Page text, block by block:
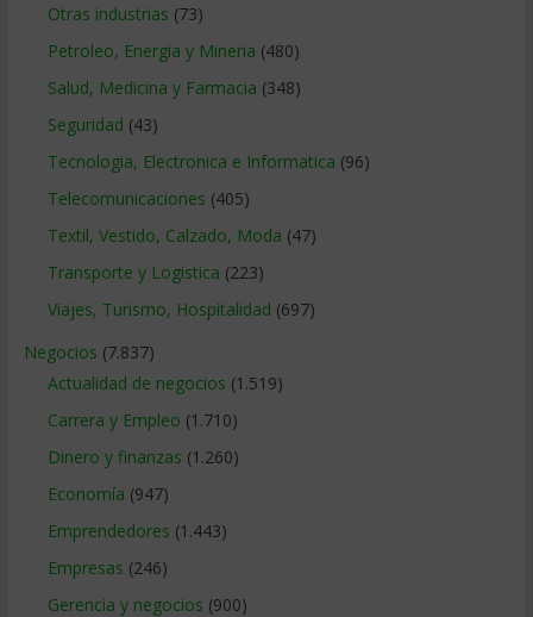
Otras industrias (73)
Petroleo, Energia y Mineria (480)
Salud, Medicina y Farmacia (348)
Seguridad (43)
Tecnologia, Electronica e Informatica (96)
Telecomunicaciones (405)
Textil, Vestido, Calzado, Moda (47)
Transporte y Logistica (223)
Viajes, Turismo, Hospitalidad (697)
Negocios (7.837)
Actualidad de negocios (1.519)
Carrera y Empleo (1.710)
Dinero y finanzas (1.260)
Economía (947)
Emprendedores (1.443)
Empresas (246)
Gerencia y negocios (900)